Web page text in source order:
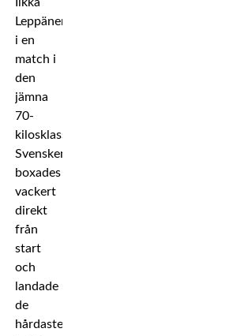
Leppänen
i en
match i
den
jämna
70-
kilosklassen.
Svensken
boxades
vackert
direkt
från
start
och
landade
de
hårdaste